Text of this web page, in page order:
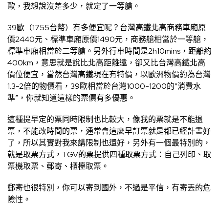
歐，我想說沒差多少，就定了一等艙。
39歐（1755台幣）有多便宜呢？台灣高鐵北高商務車廂原
價2440元、標準車廂原價1490元，商務艙相當於一等艙，
標準車廂相當於二等艙。另外行車時間是2h10mins，距離約
400km，意思就是說比北高距離遠，卻又比台灣高鐵北高
價位便宜，當然台灣高鐵現在有特價，以歐洲物價約為台灣
1.3-2倍的物價看，39歐相當於台灣1000-1200的”消費水
準”，你就知道這樣的票價有多優惠。
這種提早定的票同時限制也比較大，像我的票就是不能退
票，不能改時間的票，通常會這麼早訂票就是都已經計畫好
了，所以其實對我來講限制也還好，另外有一個最特別的，
就是取票方式，TGV的票提供四種取票方式：自己列印、取
票機取票、郵寄、櫃檯取票。
郵寄也很特別，你可以寄到國外，不過是平信，有寄丟的危
險性。